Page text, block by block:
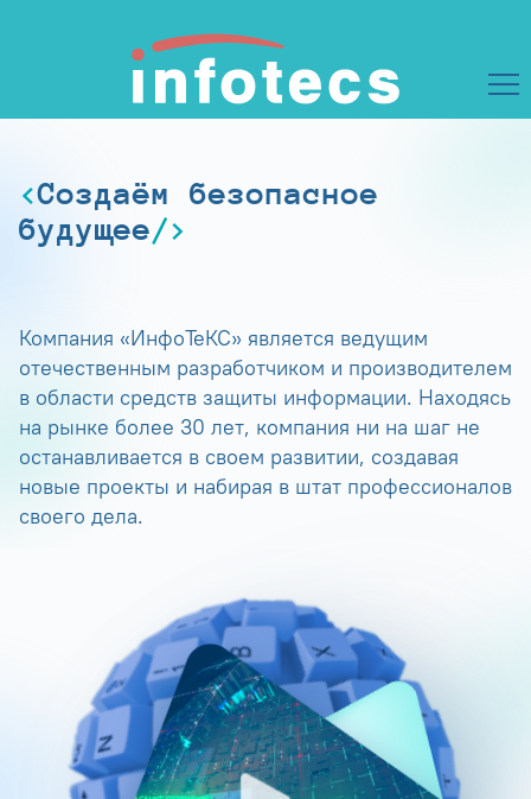
Создаём безопасное
будущее
Компания «ИнфоТеКС» является ведущим
отечественным разработчиком и производителем
в области средств защиты информации. Находясь
на рынке более 30 лет, компания ни на шаг не
останавливается в своем развитии, создавая
новые проекты и набирая в штат профессионалов
своего дела.